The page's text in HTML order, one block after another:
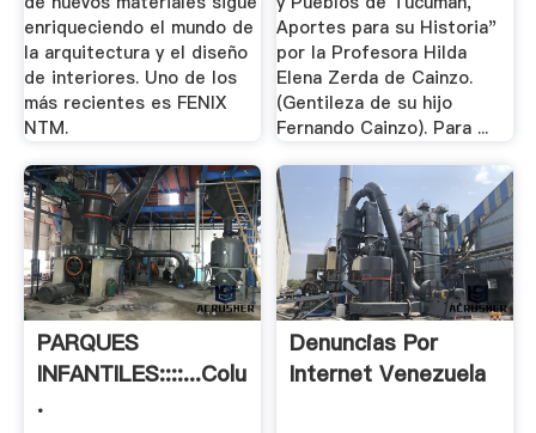
enriqueciendo el mundo de
la arquitectura y el diseño
de interiores. Uno de los
más recientes es FENIX
NTM.
Aportes para su Historia"
por la Profesora Hilda
Elena Zerda de Cainzo.
(Gentileza de su hijo
Fernando Cainzo). Para ...
PARQUES
INFANTILES::::...Columpios,
.
Denuncias Por
Internet Venezuela